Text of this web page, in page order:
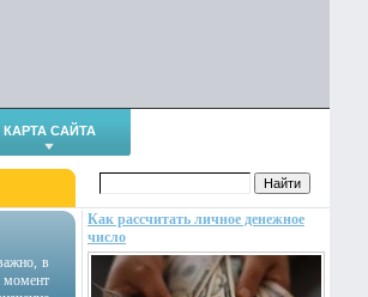
КАРТА САЙТА
Как рассчитать личное денежное
число
в
момент